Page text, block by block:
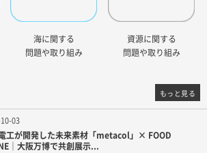
海に関する
問題や取り組み
資源に関する
問題や取り組み
03
工が開発した未来素材「metacol」× FOOD
｜大阪万博で共創展示...
もっと見る